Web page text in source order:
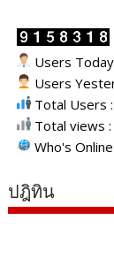
Users
Users
Total Users
Total views
Who's
ปฎิทิน